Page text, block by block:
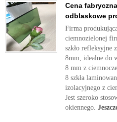
Cena
odblaskowe
Firma
ciemnozielonej
szkło refleksyjne
8mm, idealne do
8 mm z
8 szkła
izolacyjnego z
Jest szeroko
okiennego.